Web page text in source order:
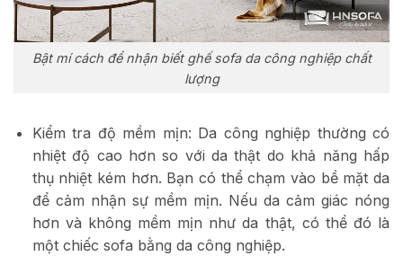
Bật mí cách để nhận biết ghế sofa da công nghiệp chất
lượng
Kiểm tra độ mềm mịn: Da công nghiệp thường có
nhiệt độ cao hơn so với da thật do khả năng hấp
thụ nhiệt kém hơn. Bạn có thể chạm vào bề mặt da
để cảm nhận sự mềm mịn. Nếu da cảm giác nóng
hơn và không mềm mịn như da thật, có thể đó là
một chiếc sofa bằng da công nghiệp.